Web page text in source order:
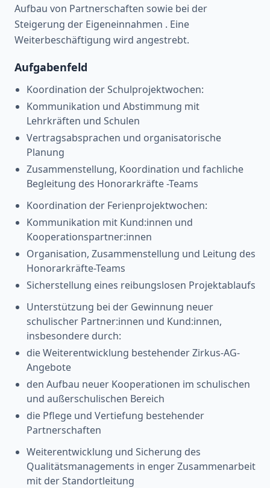
Aufbau von Partnerschaften sowie bei der
Steigerung der Eigeneinnahmen . Eine
Weiterbeschäftigung wird angestrebt.
Aufgabenfeld
Koordination der Schulprojektwochen:
Kommunikation und Abstimmung mit
Lehrkräften und Schulen
Vertragsabsprachen und organisatorische
Planung
Zusammenstellung, Koordination und fachliche
Begleitung des Honorarkräfte -Teams
Koordination der Ferienprojektwochen:
Kommunikation mit Kund:innen und
Kooperationspartner:innen
Organisation, Zusammenstellung und Leitung des
Honorarkräfte-Teams
Sicherstellung eines reibungslosen Projektablaufs
Unterstützung bei der Gewinnung neuer
schulischer Partner:innen und Kund:innen,
insbesondere durch:
die Weiterentwicklung bestehender Zirkus-AG-
Angebote
den Aufbau neuer Kooperationen im schulischen
und außerschulischen Bereich
die Pflege und Vertiefung bestehender
Partnerschaften
Weiterentwicklung und Sicherung des
Qualitätsmanagements in enger Zusammenarbeit
mit der Standortleitung